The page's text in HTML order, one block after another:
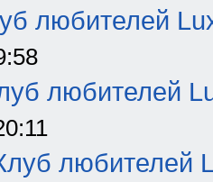
любителей
любителей
любителей